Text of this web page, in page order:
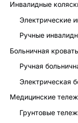
Инвалидные
Электрические
Ручные
Больничная кровать
Ручная
Электрическая
Медицинские
Грунтовые